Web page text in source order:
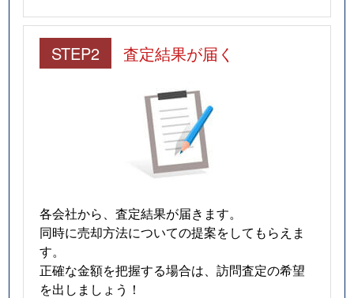
STEP2 査定結果が届く
各会社から、査定結果が届きます。
同時に売却方法についての提案をしてもらえま
す。
正確な金額を把握する場合は、訪問査定の希望
を出しましょう！